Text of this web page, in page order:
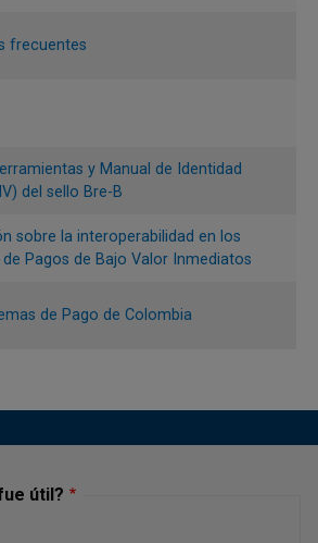
frecuentes
y Manual de Identidad
del sello Bre-B
sobre la interoperabilidad en los
Pagos de Bajo Valor Inmediatos
de Pago de Colombia
útil?